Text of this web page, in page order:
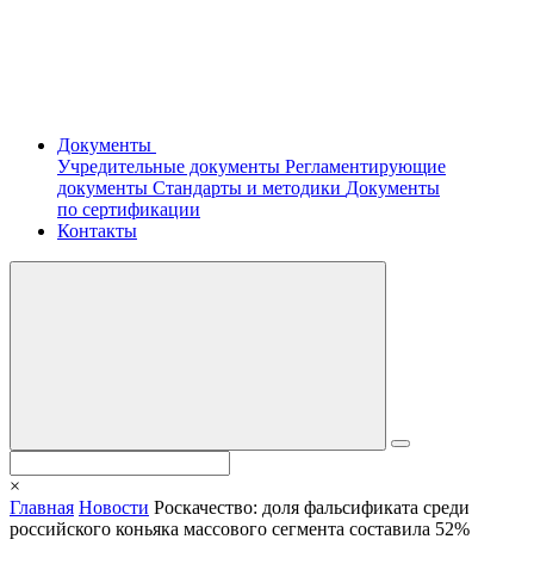
Документы
Учредительные документы Регламентирующие
документы Стандарты и методики Документы
по сертификации
Контакты
×
Главная Новости Роскачество: доля фальсификата среди
российского коньяка массового сегмента составила 52%